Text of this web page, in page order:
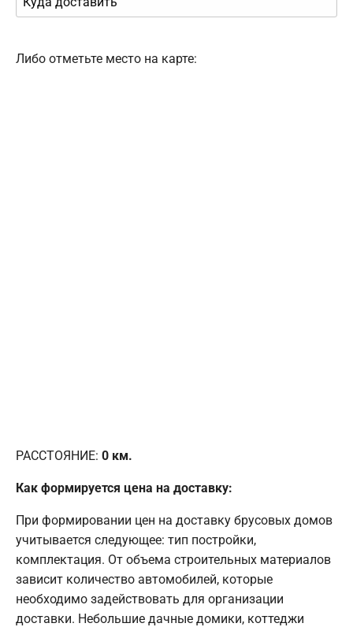
Либо отметьте место на карте:
РАССТОЯНИЕ: 0 км.
Как формируется цена на доставку:
При формировании цен на доставку брусовых домов
учитывается следующее: тип постройки,
комплектация. От объема строительных материалов
зависит количество автомобилей, которые
необходимо задействовать для организации
доставки. Небольшие дачные домики, коттеджи